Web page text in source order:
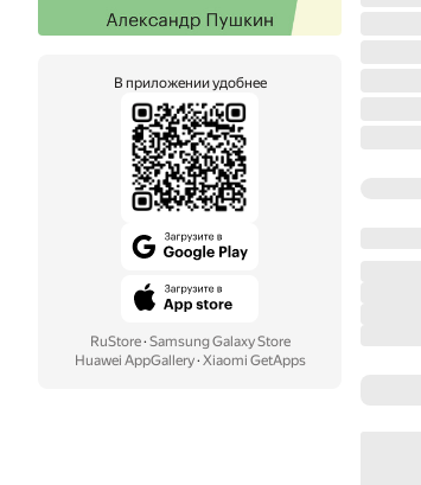
В приложении удобнее
RuStore· Samsung Galaxy Store
Huawei AppGallery· Xiaomi GetApps